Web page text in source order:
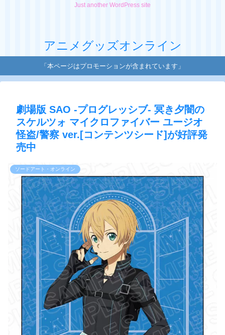
Just another WordPress site
アニメグッズオンライン
「本ページはプロモーションが含まれています」
劇場版 SAO -プログレッシブ- 冥き夕闇の
スケルツォ マイクロファイバー ユージオ
怪盗/警察 ver.[コンテンツシード]が好評発
売中
ソードアート・オンライン